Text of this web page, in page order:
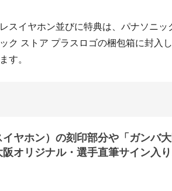
スイヤホン並びに特典は、パナソニッ
ク ストア プラスロゴの梱包箱に封入
す。
ヤホン）の刻印部分や「ガンバ
オリジナル・選手直筆サイン入